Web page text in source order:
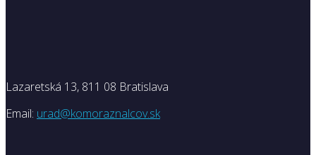
Lazaretská 13, 811 08 Bratislava
Email: urad@komoraznalcov.sk